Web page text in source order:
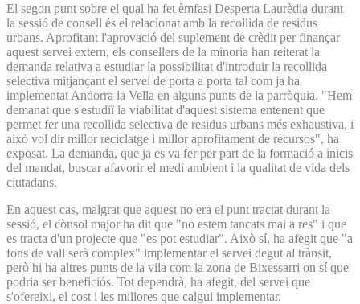
El segon punt sobre el qual ha fet èmfasi Desperta Laurèdia durant
la sessió de consell és el relacionat amb la recollida de residus
urbans. Aprofitant l'aprovació del suplement de crèdit per finançar
aquest servei extern, els consellers de la minoria han reiterat la
demanda relativa a estudiar la possibilitat d'introduir la recollida
selectiva mitjançant el servei de porta a porta tal com ja ha
implementat Andorra la Vella en alguns punts de la parròquia. "Hem
demanat que s'estudiï la viabilitat d'aquest sistema entenent que
permet fer una recollida selectiva de residus urbans més exhaustiva, i
això vol dir millor reciclatge i millor aprofitament de recursos", ha
exposat. La demanda, que ja es va fer per part de la formació a inicis
del mandat, buscar afavorir el medi ambient i la qualitat de vida dels
ciutadans.
En aquest cas, malgrat que aquest no era el punt tractat durant la
sessió, el cònsol major ha dit que "no estem tancats mai a res" i que
es tracta d'un projecte que "es pot estudiar". Això sí, ha afegit que "a
fons de vall serà complex" implementar el servei degut al trànsit,
però hi ha altres punts de la vila com la zona de Bixessarri on sí que
podria ser beneficiós. Tot dependrà, ha afegit, del servei que
s'ofereixi, el cost i les millores que calgui implementar.